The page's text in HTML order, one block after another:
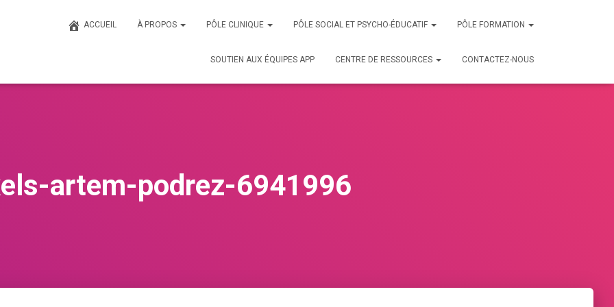
ACCUEIL À PROPOS PÔLE CLINIQUE PÔLE SOCIAL ET PSYCHO-ÉDUCATIF PÔLE FORMATION
SOUTIEN AUX ÉQUIPES APP CENTRE DE RESSOURCES CONTACTEZ-NOUS
artem-podrez-6941996